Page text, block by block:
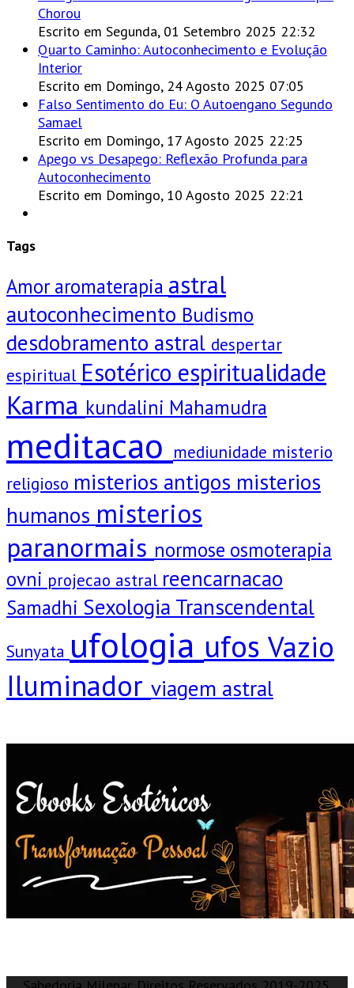
Chorou
Escrito em Segunda, 01 Setembro 2025 22:32
Quarto Caminho: Autoconhecimento e Evolução
Interior
Escrito em Domingo, 24 Agosto 2025 07:05
Falso Sentimento do Eu: O Autoengano Segundo
Samael
Escrito em Domingo, 17 Agosto 2025 22:25
Apego vs Desapego: Reflexão Profunda para
Autoconhecimento
Escrito em Domingo, 10 Agosto 2025 22:21
Tags
Amoraromaterapia astral
autoconhecimento Budismo
desdobramento astral despertar
espiritual Esotérico espiritualidade
Karma kundalini Mahamudra
meditacao mediunidade misterio
religioso misterios antigos misterios
humanos misterios
paranormais normose osmoterapia
ovni projecao astral reencarnacao
Samadhi Sexologia Transcendental
Sunyata ufologia ufos Vazio
Iluminador viagem astral